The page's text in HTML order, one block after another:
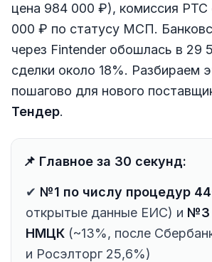
цена 984 000 ₽), комиссия РТС
000 ₽ по статусу МСП.
через Fintender обошлась в 29
сделки около 18%. Разбираем
пошагово для нового
Тендер.
📌 Главное за 30 секунд:
✔ №1 по числу процедур
открытые данные ЕИС) и №3
НМЦК (~13%, после
и Росэлторг 25,6%)